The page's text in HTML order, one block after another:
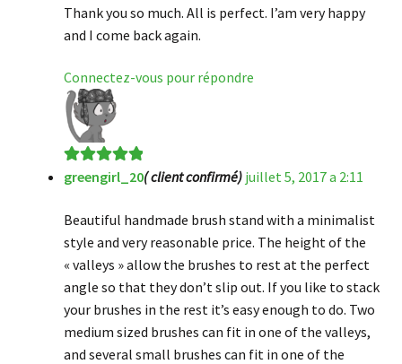
Thank you so much. All is perfect. I’am very happy
and I come back again.
Connectez-vous pour répondre
Note5sur 5
greengirl_20( client confirmé) juillet 5, 2017 a 2:11
Beautiful handmade brush stand with a minimalist
style and very reasonable price. The height of the
« valleys » allow the brushes to rest at the perfect
angle so that they don’t slip out. If you like to stack
your brushes in the rest it’s easy enough to do. Two
medium sized brushes can fit in one of the valleys,
and several small brushes can fit in one of the